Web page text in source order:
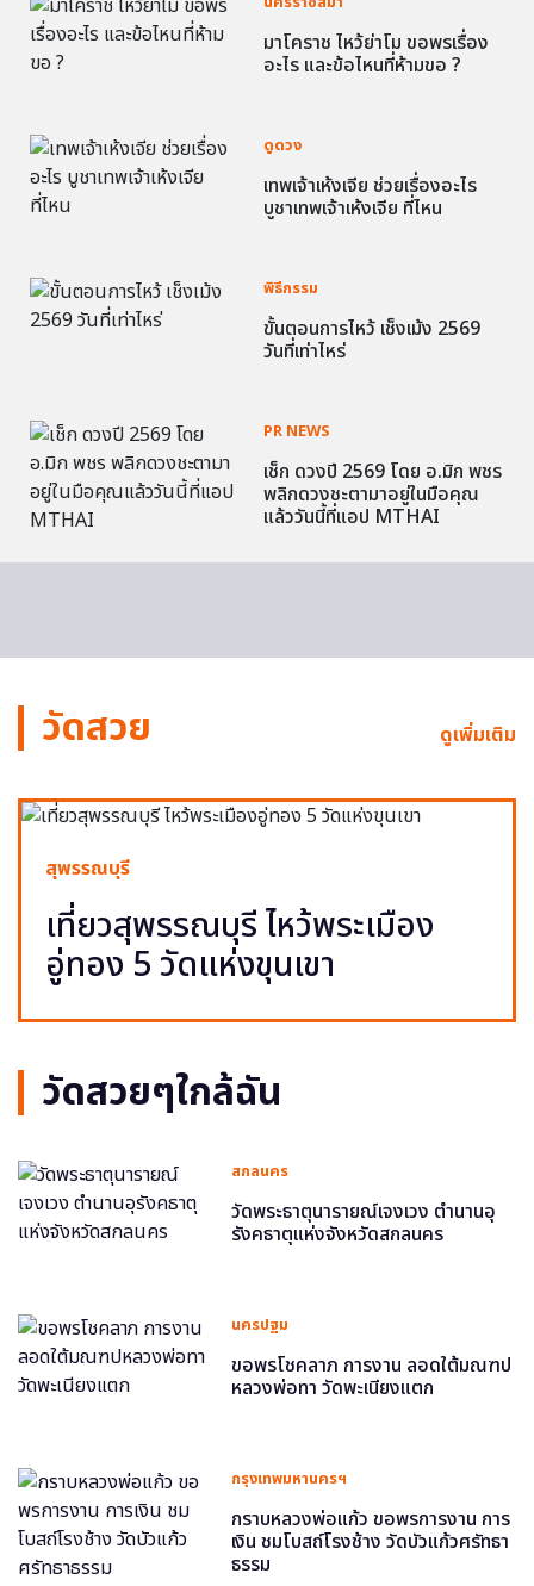
มาโคราช ไหว้ย่าโม ขอพรเรื่อง
อะไร และข้อไหนที่ห้ามขอ ?
ดูดวง
เทพเจ้าเห้งเจีย ช่วยเรื่องอะไร
บูชาเทพเจ้าเห้งเจีย ที่ไหน
พิธีกรรม
ขั้นตอนการไหว้ เช็งเม้ง 2569
วันที่เท่าไหร่
PR NEWS
เช็ก ดวงปี 2569 โดย อ.มิก พชร
พลิกดวงชะตามาอยู่ในมือคุณ
แล้ววันนี้ที่แอป MTHAI
วัดสวย ดูเพิ่มเติม
สุพรรณบุรี
เที่ยวสุพรรณบุรี ไหว้พระเมือง
อู่ทอง 5 วัดแห่งขุนเขา
วัดสวยๆใกล้ฉัน
สกลนคร
วัดพระธาตุนารายณ์เจงเวง ตำนานอุ
รังคธาตุแห่งจังหวัดสกลนคร
นครปฐม
ขอพรโชคลาภ การงาน ลอดใต้มณฑป
หลวงพ่อทา วัดพะเนียงแตก
กรุงเทพมหานครฯ
กราบหลวงพ่อแก้ว ขอพรการงาน การ
เงิน ชมโบสถ์โรงช้าง วัดบัวแก้วศรัทธา
ธรรม